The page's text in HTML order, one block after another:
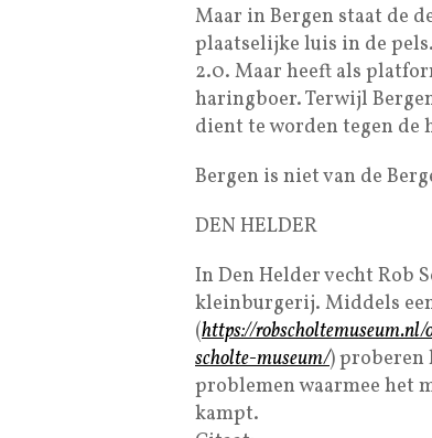
Maar in Bergen staat de
plaatselijke luis in de
2.0. Maar heeft als
haringboer. Terwijl
dient te worden tegen de
Bergen is niet van de
DEN HELDER
In Den Helder vecht Rob
kleinburgerij. Middels
(https://
scholte-museum/) proberen
problemen waarmee het
kampt.